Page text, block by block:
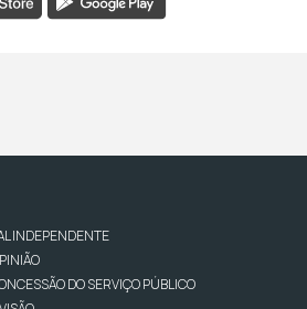
INDEPENDENTE
DO SERVIÇO PÚBLICO